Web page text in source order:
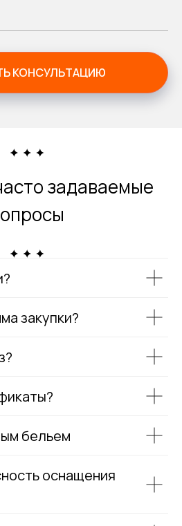
КОНСУЛЬТАЦИЮ
задаваемые
закупки?
бельем
оснащения